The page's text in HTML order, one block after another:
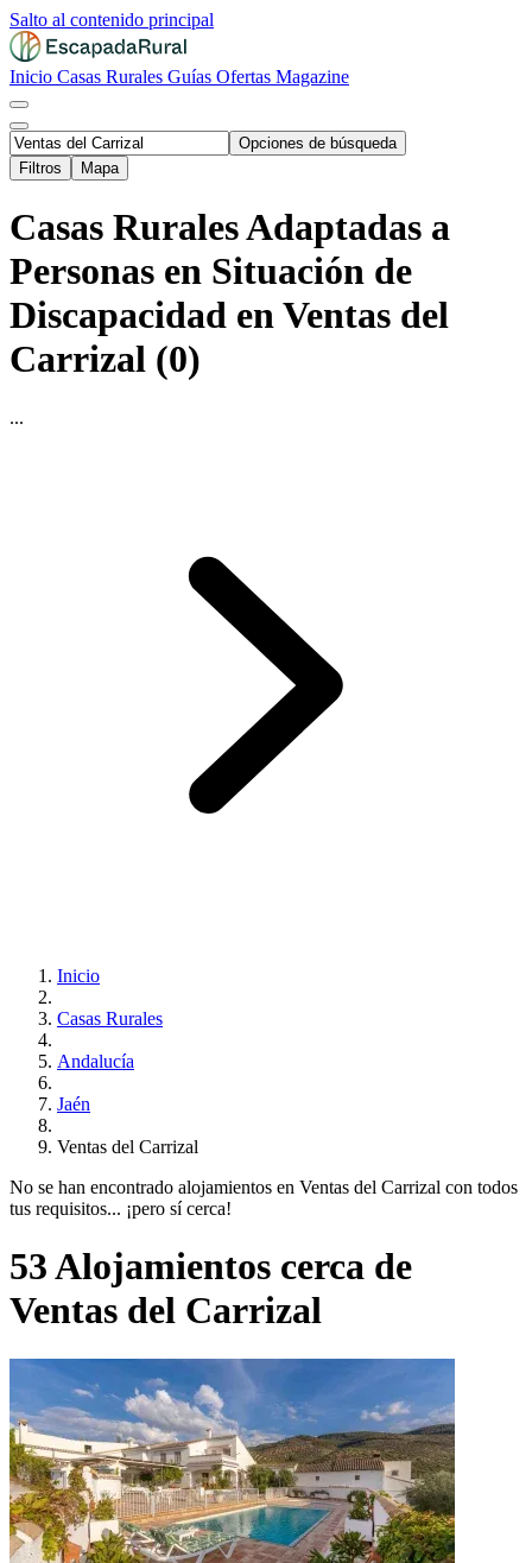
Salto al contenido principal
Inicio Casas Rurales Guías Ofertas Magazine
Opciones de búsqueda
Filtros
Mapa
Casas Rurales Adaptadas a
Personas en Situación de
Discapacidad en Ventas del
Carrizal (0)
...
Inicio
Casas Rurales
Andalucía
Jaén
Ventas del Carrizal
No se han encontrado alojamientos en Ventas del Carrizal con todos
tus requisitos... ¡pero sí cerca!
53 Alojamientos cerca de
Ventas del Carrizal